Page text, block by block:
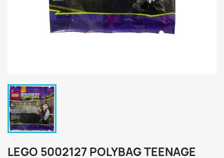
LEGO 5002127 POLYBAG TEENAGE